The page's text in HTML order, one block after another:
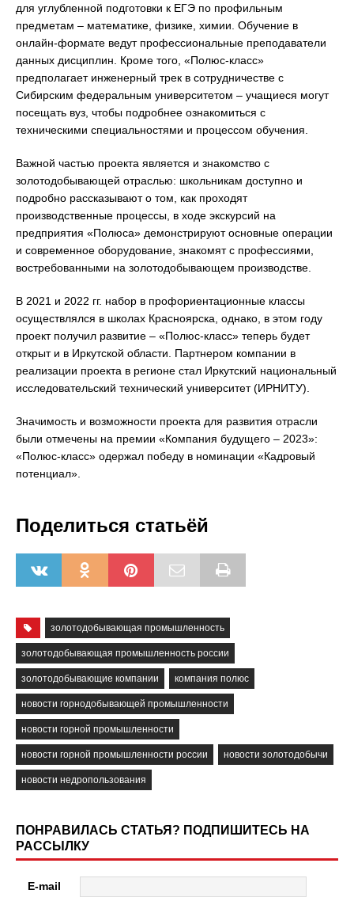
для углубленной подготовки к ЕГЭ по профильным
предметам – математике, физике, химии. Обучение в
онлайн-формате ведут профессиональные преподаватели
данных дисциплин. Кроме того, «Полюс-класс»
предполагает инженерный трек в сотрудничестве с
Сибирским федеральным университетом – учащиеся могут
посещать вуз, чтобы подробнее ознакомиться с
техническими специальностями и процессом обучения.
Важной частью проекта является и знакомство с
золотодобывающей отраслью: школьникам доступно и
подробно рассказывают о том, как проходят
производственные процессы, в ходе экскурсий на
предприятия «Полюса» демонстрируют основные операции
и современное оборудование, знакомят с профессиями,
востребованными на золотодобывающем производстве.
В 2021 и 2022 гг. набор в профориентационные классы
осуществлялся в школах Красноярска, однако, в этом году
проект получил развитие – «Полюс-класс» теперь будет
открыт и в Иркутской области. Партнером компании в
реализации проекта в регионе стал Иркутский национальный
исследовательский технический университет (ИРНИТУ).
Значимость и возможности проекта для развития отрасли
были отмечены на премии «Компания будущего – 2023»:
«Полюс-класс» одержал победу в номинации «Кадровый
потенциал».
Поделиться статьёй
золотодобывающая промышленность
золотодобывающая промышленность россии
золотодобывающие компании компания полюс
новости горнодобывающей промышленности
новости горной промышленности
новости горной промышленности россии новости золотодобычи
новости недропользования
ПОНРАВИЛАСЬ СТАТЬЯ? ПОДПИШИТЕСЬ НА
РАССЫЛКУ
E-mail